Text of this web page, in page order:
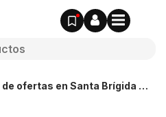
ofertas en Santa Brígida »